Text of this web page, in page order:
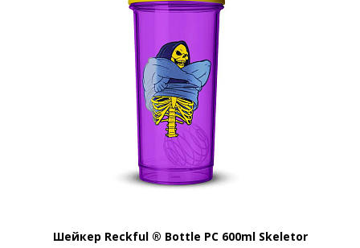
Шейкер Reckful ® Bottle PC 600ml Skeletor